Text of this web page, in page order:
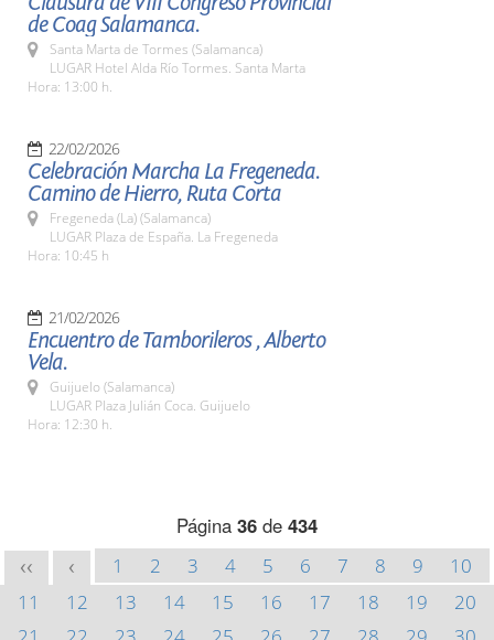
de Coag Salamanca.
Santa Marta de Tormes (Salamanca)
LUGAR Hotel Alda Río Tormes. Santa Marta
Hora: 13:00 h.
22/02/2026
Celebración Marcha La Fregeneda.
Camino de Hierro, Ruta Corta
Fregeneda (La) (Salamanca)
LUGAR Plaza de España. La Fregeneda
Hora: 10:45 h
21/02/2026
Encuentro de Tamborileros , Alberto
Vela.
Guijuelo (Salamanca)
LUGAR Plaza Julián Coca. Guijuelo
Hora: 12:30 h.
Página 36 de 434
<< < 1 2 3 4 5 6 7 8 9
10
11
12 13 14 15 16 17 18 19
20